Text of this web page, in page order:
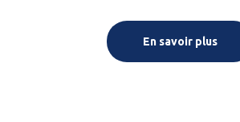
En savoir plus